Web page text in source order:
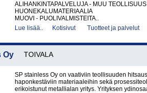
ALIHANKINTAPALVELUJA - MUU TEOLLISUUS
HUONEKALUMATERIAALIA
MUOVI - PUOLIVALMISTEITA..
Lue lisää..
Kotisivut Tuotteet ja palvelut
Oy TOIVALA
SP stainless Oy on vaativiin teollisuuden
haponkestäviin materiaaleihin sekä
erikoistunut metallialan yritys. Yrityksen